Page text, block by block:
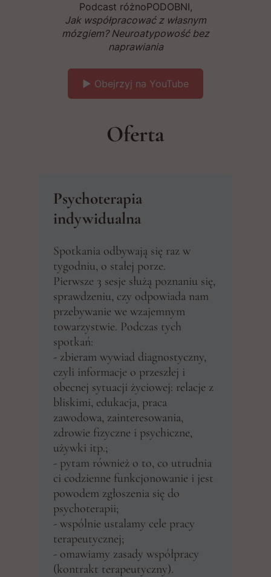
Podcast różnoPODOBNI,
Jak współpracować z własnym
mózgiem? Neuroatypowość bez
naprawiania
▶️ Obejrzyj na YouTube
Oferta
Psychoterapia
indywidualna
Spotkania odbywają się raz w
tygodniu, o stałej porze.
Pierwsze 3 sesje służą poznaniu się,
sprawdzeniu, czy odpowiada nam
przebywanie we wzajemnym
towarzystwie. Podczas tych
spotkań:
- zbieram wywiad diagnostyczny,
czyli informacje o przeszłej i
obecnej sytuacji życiowej: relacje z
bliskimi, edukacja, praca
zawodowa, zainteresowania,
zdrowie fizyczne i psychiczne,
używki itp.;
- pytam również o to, co utrudnia
ci codzienne funkcjonowanie i jest
powodem zgłoszenia się do
psychoterapii;
- wspólnie ustalamy cele pracy
terapeutycznej;
- omawiamy zasady współpracy
(kontrakt terapeutyczny).